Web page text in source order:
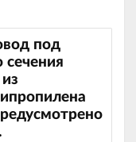
под
сечения